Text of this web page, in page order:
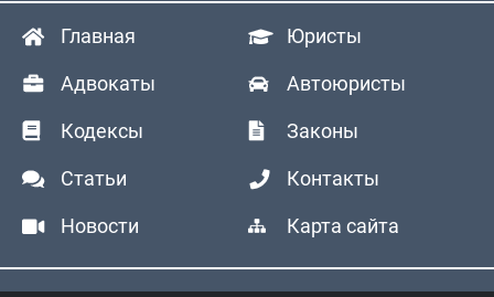
Главная Юристы
Адвокаты Автоюристы
Кодексы Законы
Статьи Контакты
Новости Карта сайта